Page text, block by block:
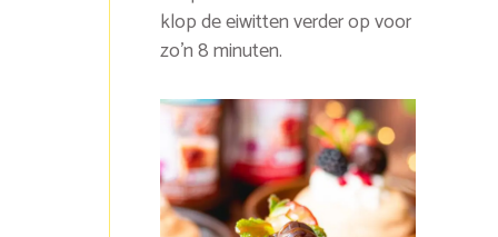
klop de eiwitten verder op voor
zo’n 8 minuten.